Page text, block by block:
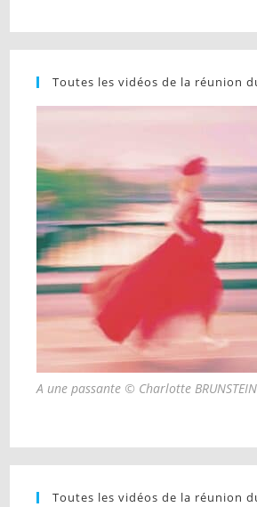
Toutes les vidéos de la réunion
A une passante © Charlotte BRUNSTEIN
Toutes les vidéos de la réunion